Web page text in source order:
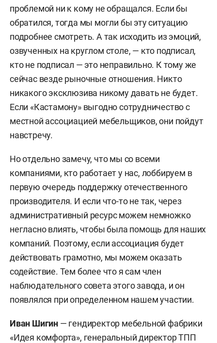
проблемой ни к кому не обращался. Если бы
обратился, тогда мы могли бы эту ситуацию
подробнее смотреть. А так исходить из эмоций,
озвученных на круглом столе, — кто подписал,
кто не подписал — это неправильно. К тому же
сейчас везде рыночные отношения. Никто
никакого эксклюзива никому давать не будет.
Если «Кастамону» выгодно сотрудничество с
местной ассоциацией мебельщиков, они пойдут
навстречу.
Но отдельно замечу, что мы со всеми
компаниями, кто работает у нас, лоббируем в
первую очередь поддержку отечественного
производителя. И если что-то не так, через
административный ресурс можем немножко
негласно влиять, чтобы была помощь для наших
компаний. Поэтому, если ассоциация будет
действовать грамотно, мы можем оказать
содействие. Тем более что я сам член
наблюдательного совета этого завода, и он
появлялся при определенном нашем участии.
Иван Шигин — гендиректор мебельной фабрики
«Идея комфорта», генеральный директор ТПП